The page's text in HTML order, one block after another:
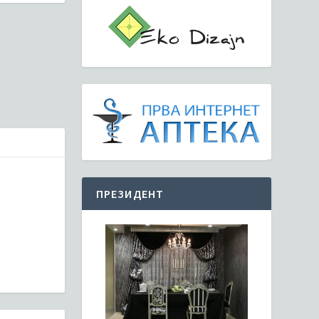
ПРЕЗИДЕНТ